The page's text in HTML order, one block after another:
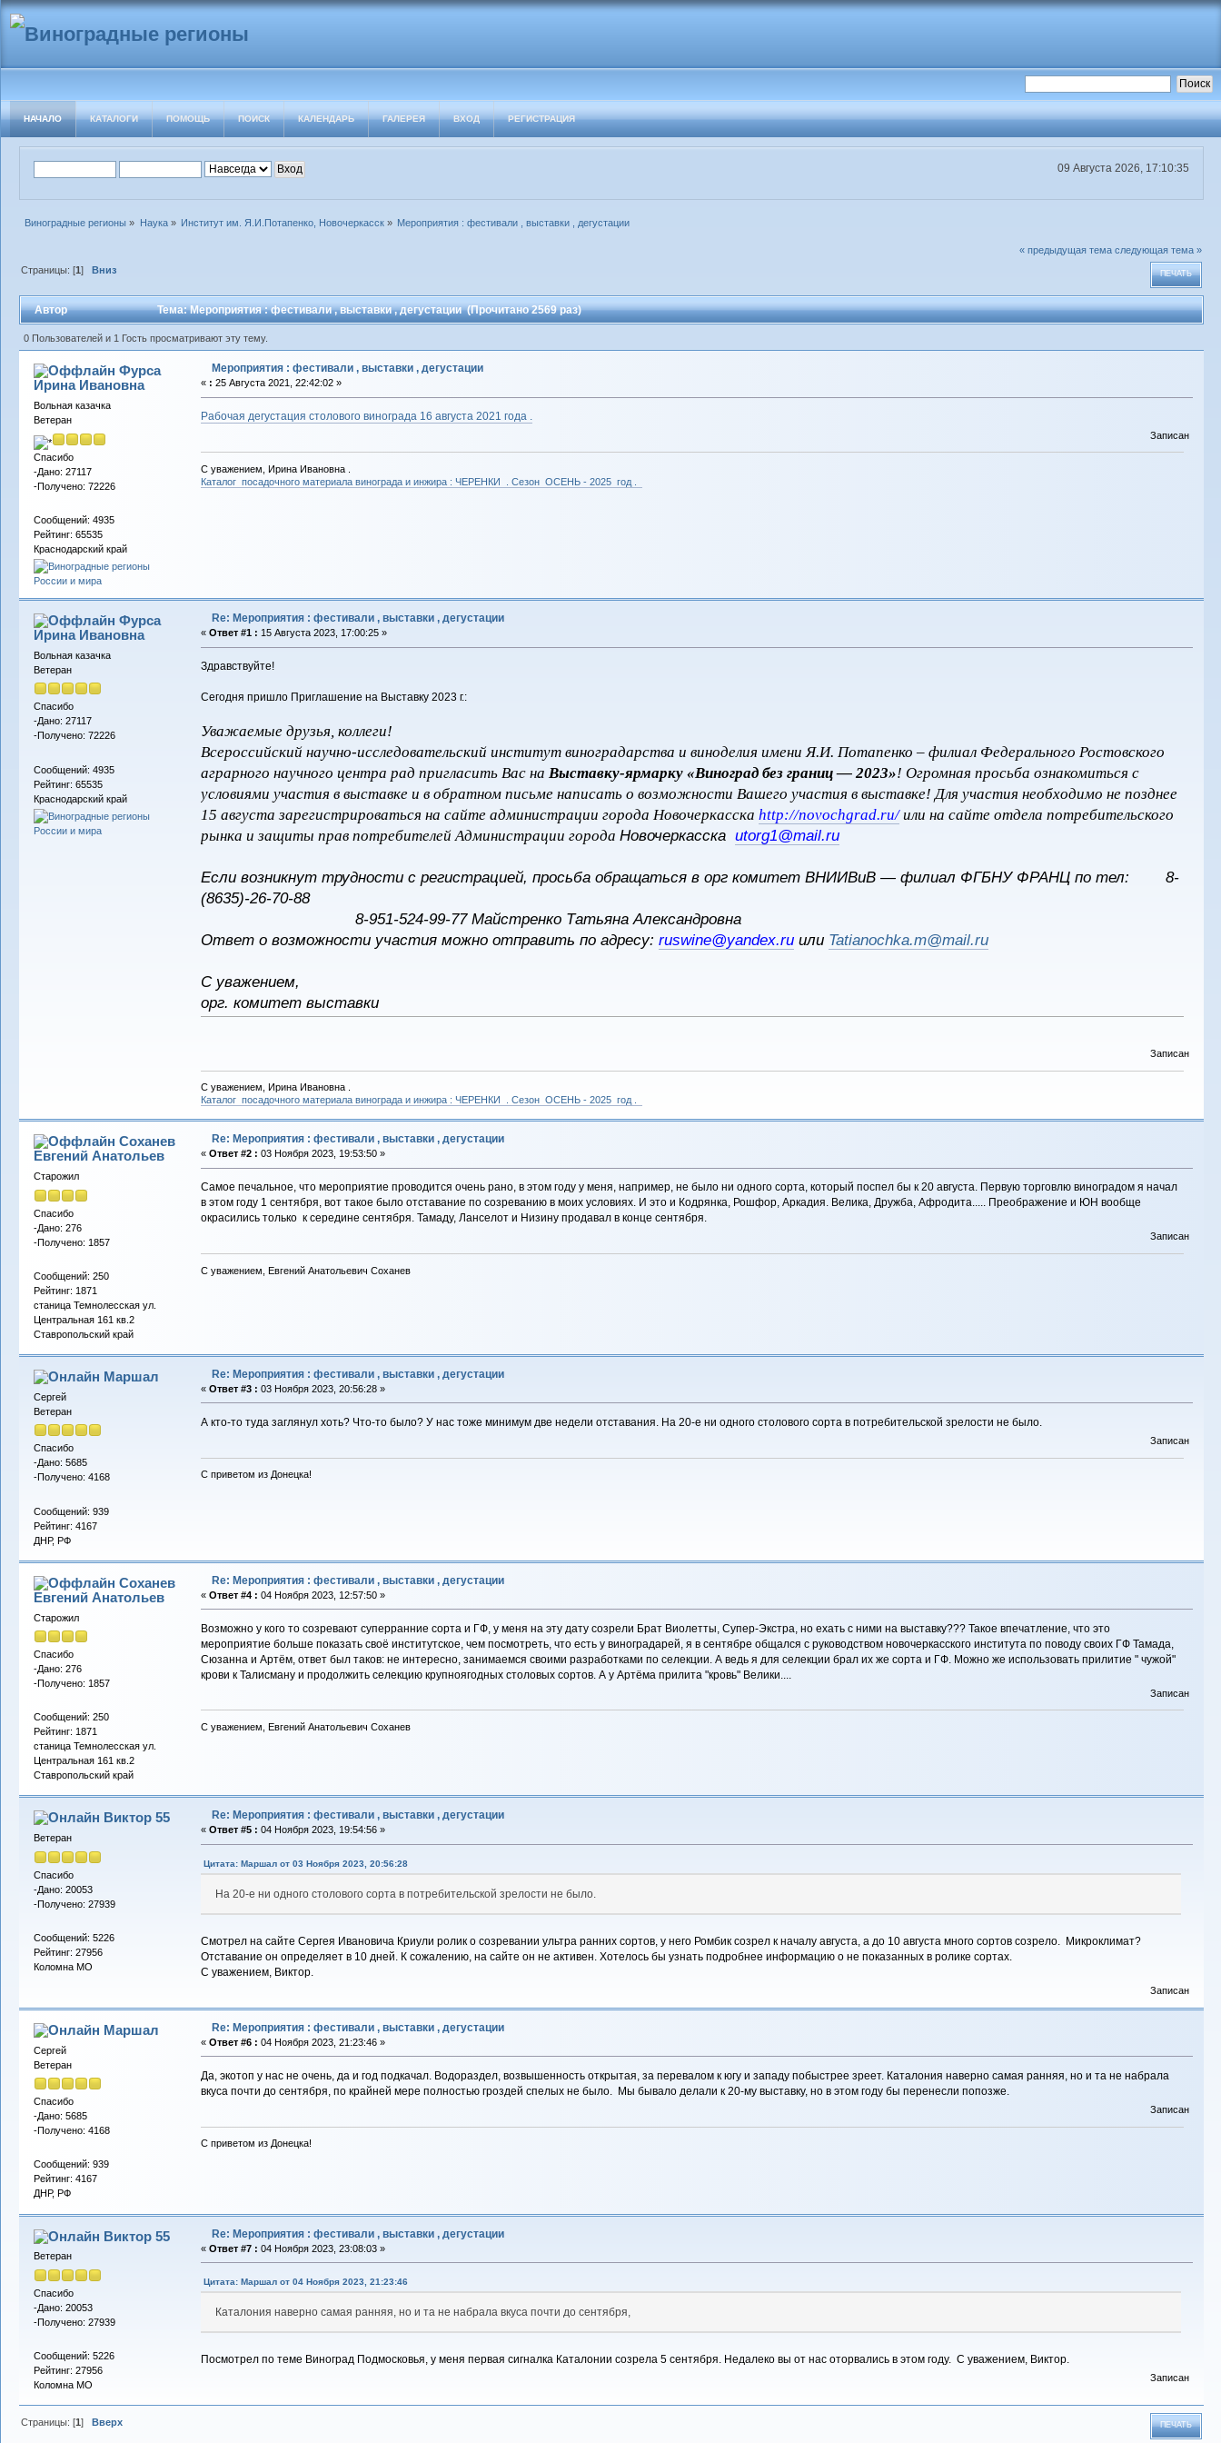
НАЧАЛО КАТАЛОГИ ПОМОЩЬ ПОИСК КАЛЕНДАРЬ ГАЛЕРЕЯ ВХОД РЕГИСТРАЦИЯ
09 Августа 2026, 17:10:35
Виноградные регионы » Наука» Институт им. Я.И.Потапенко, Новочеркасск» Мероприятия : фестивали , выставки , дегустации
« предыдущая тема следующая тема »
ПЕЧАТЬ
Страницы: [1] Вниз
Автор Тема: Мероприятия : фестивали , выставки , дегустации (Прочитано 2569 раз)
0 Пользователей и 1 Гость просматривают эту тему.
Фурса
Ирина Ивановна
Вольная казачка
Ветеран
Спасибо
-Дано: 27117
-Получено: 72226
Сообщений: 4935
Рейтинг: 65535
Краснодарский край
Мероприятия : фестивали , выставки , дегустации
« : 25 Августа 2021, 22:42:02 »
Рабочая дегустация столового винограда 16 августа 2021 года .
Записан
С уважением, Ирина Ивановна .
Каталог посадочного материала винограда и инжира : ЧЕРЕНКИ . Сезон ОСЕНЬ - 2025 год .
Фурса
Ирина Ивановна
Вольная казачка
Ветеран
Спасибо
-Дано: 27117
-Получено: 72226
Сообщений: 4935
Рейтинг: 65535
Краснодарский край
Re: Мероприятия : фестивали , выставки , дегустации
« Ответ #1 : 15 Августа 2023, 17:00:25 »
Здравствуйте!
Сегодня пришло Приглашение на Выставку 2023 г.:
Уважаемые друзья, коллеги!
Всероссийский научно-исследовательский институт виноградарства и виноделия имени Я.И. Потапенко – филиал Федерального Ростовского
аграрного научного центра рад пригласить Вас на Выставку-ярмарку «Виноград без границ — 2023»! Огромная просьба ознакомиться с
условиями участия в выставке и в обратном письме написать о возможности Вашего участия в выставке! Для участия необходимо не позднее
15 августа зарегистрироваться на сайте администрации города Новочеркасска http://novochgrad.ru/ или на сайте отдела потребительского
рынка и защиты прав потребителей Администрации города Новочеркасска utorg1@mail.ru
Если возникнут трудности с регистрацией, просьба обращаться в орг комитет ВНИИВиВ — филиал ФГБНУ ФРАНЦ по тел: 8-
(8635)-26-70-88
8-951-524-99-77 Майстренко Татьяна Александровна
Ответ о возможности участия можно отправить по адресу: ruswine@yandex.ruили Tatianochka.m@mail.ru
С уважением,
орг. комитет выставки
Записан
С уважением, Ирина Ивановна .
Каталог посадочного материала винограда и инжира : ЧЕРЕНКИ . Сезон ОСЕНЬ - 2025 год .
Соханев
Евгений Анатольев
Старожил
Спасибо
-Дано: 276
-Получено: 1857
Сообщений: 250
Рейтинг: 1871
станица Темнолесская ул.
Центральная 161 кв.2
Ставропольский край
Re: Мероприятия : фестивали , выставки , дегустации
« Ответ #2 : 03 Ноября 2023, 19:53:50 »
Самое печальное, что мероприятие проводится очень рано, в этом году у меня, например, не было ни одного сорта, который поспел бы к 20 августа. Первую торговлю виноградом я начал
в этом году 1 сентября, вот такое было отставание по созреванию в моих условиях. И это и Кодрянка, Рошфор, Аркадия. Велика, Дружба, Афродита..... Преображение и ЮН вообще
окрасились только к середине сентября. Тамаду, Ланселот и Низину продавал в конце сентября.
Записан
С уважением, Евгений Анатольевич Соханев
Маршал
Сергей
Ветеран
Спасибо
-Дано: 5685
-Получено: 4168
Сообщений: 939
Рейтинг: 4167
ДНР, РФ
Re: Мероприятия : фестивали , выставки , дегустации
« Ответ #3 : 03 Ноября 2023, 20:56:28 »
А кто-то туда заглянул хоть? Что-то было? У нас тоже минимум две недели отставания. На 20-е ни одного столового сорта в потребительской зрелости не было.
Записан
С приветом из Донецка!
Соханев
Евгений Анатольев
Старожил
Спасибо
-Дано: 276
-Получено: 1857
Сообщений: 250
Рейтинг: 1871
станица Темнолесская ул.
Центральная 161 кв.2
Ставропольский край
Re: Мероприятия : фестивали , выставки , дегустации
« Ответ #4 : 04 Ноября 2023, 12:57:50 »
Возможно у кого то созревают суперранние сорта и ГФ, у меня на эту дату созрели Брат Виолетты, Супер-Экстра, но ехать с ними на выставку??? Такое впечатление, что это
мероприятие больше показать своё институтское, чем посмотреть, что есть у виноградарей, я в сентябре общался с руководством новочеркасского института по поводу своих ГФ Тамада,
Сюзанна и Артём, ответ был таков: не интересно, занимаемся своими разработками по селекции. А ведь я для селекции брал их же сорта и ГФ. Можно же использовать прилитие " чужой"
крови к Талисману и продолжить селекцию крупноягодных столовых сортов. А у Артёма прилита "кровь" Велики....
Записан
С уважением, Евгений Анатольевич Соханев
Виктор 55
Ветеран
Спасибо
-Дано: 20053
-Получено: 27939
Сообщений: 5226
Рейтинг: 27956
Коломна МО
Re: Мероприятия : фестивали , выставки , дегустации
« Ответ #5 : 04 Ноября 2023, 19:54:56 »
Цитата: Маршал от 03 Ноября 2023, 20:56:28
На 20-е ни одного столового сорта в потребительской зрелости не было.
Смотрел на сайте Сергея Ивановича Криули ролик о созревании ультра ранних сортов, у него Ромбик созрел к началу августа, а до 10 августа много сортов созрело. Микроклимат?
Отставание он определяет в 10 дней. К сожалению, на сайте он не активен. Хотелось бы узнать подробнее информацию о не показанных в ролике сортах.
С уважением, Виктор.
Записан
Маршал
Сергей
Ветеран
Спасибо
-Дано: 5685
-Получено: 4168
Сообщений: 939
Рейтинг: 4167
ДНР, РФ
Re: Мероприятия : фестивали , выставки , дегустации
« Ответ #6 : 04 Ноября 2023, 21:23:46 »
Да, экотоп у нас не очень, да и год подкачал. Водораздел, возвышенность открытая, за перевалом к югу и западу побыстрее зреет. Каталония наверно самая ранняя, но и та не набрала
вкуса почти до сентября, по крайней мере полностью гроздей спелых не было. Мы бывало делали к 20-му выставку, но в этом году бы перенесли попозже.
Записан
С приветом из Донецка!
Виктор 55
Ветеран
Спасибо
-Дано: 20053
-Получено: 27939
Сообщений: 5226
Рейтинг: 27956
Коломна МО
Re: Мероприятия : фестивали , выставки , дегустации
« Ответ #7 : 04 Ноября 2023, 23:08:03 »
Цитата: Маршал от 04 Ноября 2023, 21:23:46
Каталония наверно самая ранняя, но и та не набрала вкуса почти до сентября,
Посмотрел по теме Виноград Подмосковья, у меня первая сигналка Каталонии созрела 5 сентября. Недалеко вы от нас оторвались в этом году. С уважением, Виктор.
Записан
ПЕЧАТЬ
Страницы: [1] Вверх